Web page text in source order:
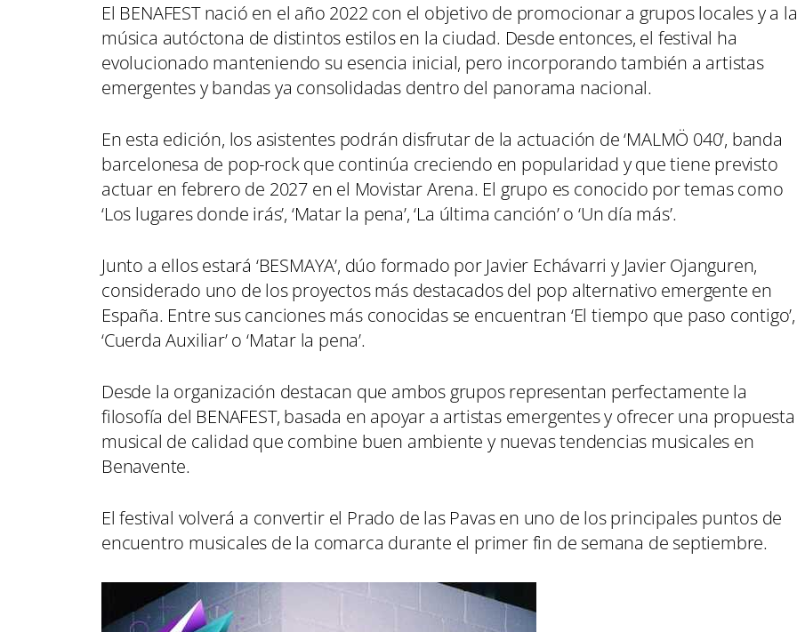
El BENAFEST nació en el año 2022 con el objetivo de promocionar a grupos locales y a la
música autóctona de distintos estilos en la ciudad. Desde entonces, el festival ha
evolucionado manteniendo su esencia inicial, pero incorporando también a artistas
emergentes y bandas ya consolidadas dentro del panorama nacional.
En esta edición, los asistentes podrán disfrutar de la actuación de ‘MALMÖ 040’, banda
barcelonesa de pop-rock que continúa creciendo en popularidad y que tiene previsto
actuar en febrero de 2027 en el Movistar Arena. El grupo es conocido por temas como
‘Los lugares donde irás’, ‘Matar la pena’, ‘La última canción’ o ‘Un día más’.
Junto a ellos estará ‘BESMAYA’, dúo formado por Javier Echávarri y Javier Ojanguren,
considerado uno de los proyectos más destacados del pop alternativo emergente en
España. Entre sus canciones más conocidas se encuentran ‘El tiempo que paso contigo’,
‘Cuerda Auxiliar’ o ‘Matar la pena’.
Desde la organización destacan que ambos grupos representan perfectamente la
filosofía del BENAFEST, basada en apoyar a artistas emergentes y ofrecer una propuesta
musical de calidad que combine buen ambiente y nuevas tendencias musicales en
Benavente.
El festival volverá a convertir el Prado de las Pavas en uno de los principales puntos de
encuentro musicales de la comarca durante el primer fin de semana de septiembre.